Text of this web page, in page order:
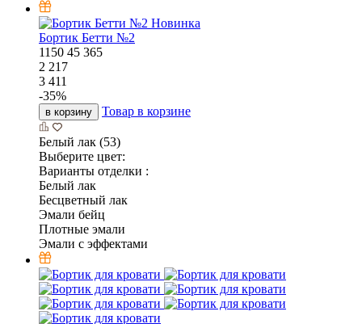
Новинка
Бортик Бетти №2
1150 45 365
2 217
3 411
-35%
в корзину Товар в корзине
Белый лак (53)
Выберите цвет:
Варианты отделки :
Белый лак
Бесцветный лак
Эмали бейц
Плотные эмали
Эмали с эффектами